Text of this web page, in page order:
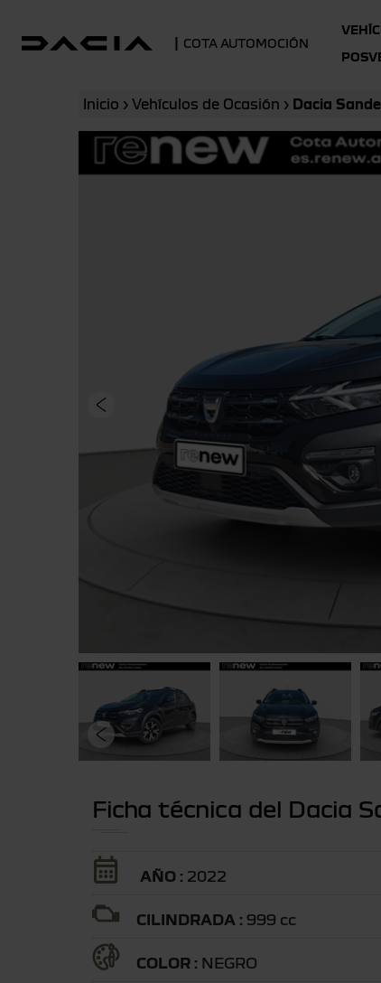
| COTA AUTOMOCIÓN
Inicio › Vehículos de Ocasión › Dacia
Ficha técnica del Dacia
AÑO : 2022
CILINDRADA : 999 cc
COLOR : NEGRO